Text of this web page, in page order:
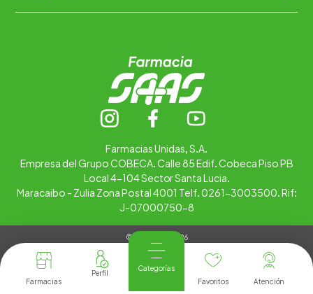
Farmacias
Categorías
Favoritos
Atención
Farmacias Unidas, S.A.
Empresa del Grupo COBECA. Calle 85 Edif. Cobeca Piso PB
Local 4-104 Sector Santa Lucia.
Maracaibo - Zulia Zona Postal 4001 Telf. 0261-3003500. Rif:
J-07000750-8
© Copyright 2026
Tienda Virtual desarrollada por
Tecnología